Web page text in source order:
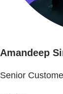
Amandeep
Senior